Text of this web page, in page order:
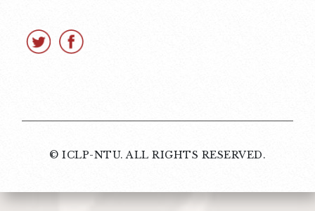
© ICLP-NTU. ALL RIGHTS RESERVED.